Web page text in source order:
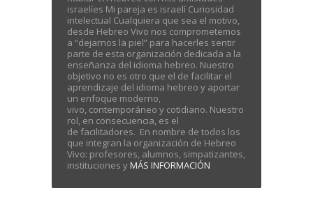
israelíes Mi pareja es israelí Curiosidad
intelectual Cualquiera que sea el motivo,
desde Hebreo Vivo nos comprometemos
a “dejarnos la piel” para hacerles sentir
parte de esta organización dedicada a la
enseñanza del idioma hebreo. Nuestro
objetivo no es otro que el de facilitar el
aprendizaje del idioma hebreo y aportar
un enfoque moderno,
vivo, contemporáneo y cotidiano. Nuestro
rol, en consecuencia, es el
de facilitadores. En nombre de todos los
que integran la organización de Hebreo
Vivo: profesores, alumnos, simpatizantes,
instituciones yMÁS INFORMACIÓN